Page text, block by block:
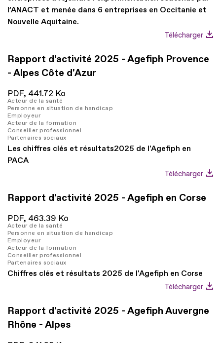
l’ANACT et menée dans 6 entreprises en Occitanie et
Nouvelle Aquitaine.
Télécharger
Rapport d'activité 2025 - Agefiph Provence
- Alpes Côte d'Azur
PDF, 441.72 Ko
Acteur de la santé
Personne en situation de handicap
Employeur
Acteur de la formation
Conseiller professionnel
Partenaires sociaux
Les chiffres clés et résultats2025 de l'Agefiph en
PACA
Télécharger
Rapport d'activité 2025 - Agefiph en Corse
PDF, 463.39 Ko
Acteur de la santé
Personne en situation de handicap
Employeur
Acteur de la formation
Conseiller professionnel
Partenaires sociaux
Chiffres clés et résultats 2025 de l'Agefiph en Corse
Télécharger
Rapport d'activité 2025 - Agefiph Auvergne
Rhône - Alpes